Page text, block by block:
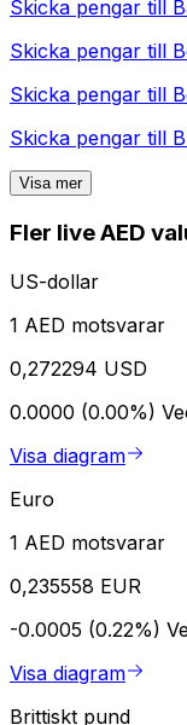
Skicka pengar till
Skicka pengar till
Skicka pengar till
Skicka pengar till
Visa mer
Fler live AED
US-dollar
1 AED motsvarar
0,272294 USD
0.0000 (0.00%)
Visa diagram
Euro
1 AED motsvarar
0,235558 EUR
-0.0005 (0.22%)
Visa diagram
Brittiskt pund